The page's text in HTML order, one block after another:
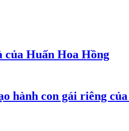
của Huấn Hoa Hồng
hành con gái riêng